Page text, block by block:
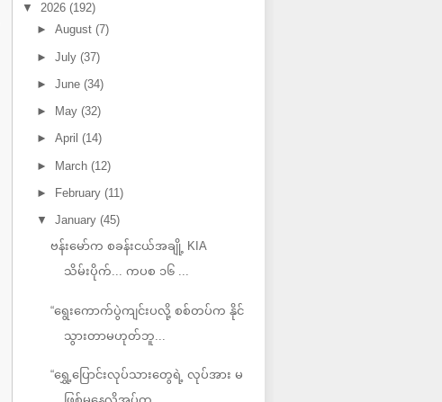
▼ 2026 (192)
► August (7)
► July (37)
► June (34)
► May (32)
► April (14)
► March (12)
► February (11)
▼ January (45)
ဗန်းမော်က စခန်းငယ်အချို့ KIA
သိမ်းပိုက်... ကပစ ၁၆ ...
“ရွေးကောက်ပွဲကျင်းပလို့ စစ်တပ်က နိုင်
သွားတာမဟုတ်ဘူ...
“ရွှေ့ပြောင်းလုပ်သားတွေရဲ့ လုပ်အား မ